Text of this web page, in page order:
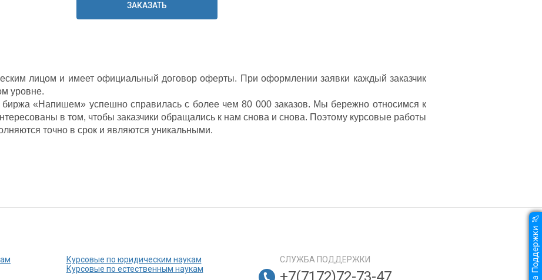
ЗАКАЗАТЬ
лицом и имеет официальный договор оферты. При оформлении заявки каждый заказчик
уровне.
«Напишем» успешно справилась с более чем 80 000 заказов. Мы бережно относимся к
в том, чтобы заказчики обращались к нам снова и снова. Поэтому курсовые работы
точно в срок и являются уникальными.
Курсовые по юридическим наукам
Курсовые по естественным наукам
СЛУЖБА ПОДДЕРЖКИ
+7(7172)72-73-47